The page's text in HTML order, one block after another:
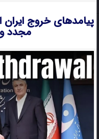
مجدد و